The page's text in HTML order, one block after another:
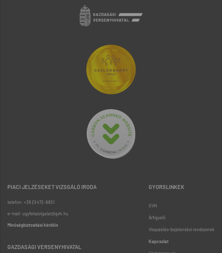
PIACI JELZÉSEKET VIZSGÁLÓ IRODA
telefon: +36 (1) 472-8851
e-mail: ugyfelszolgalat@gvh.hu
Minőségbiztosítási kérdőív
GAZDASÁGI VERSENYHIVATAL
GYORSLINKEK
GVH
Árfigyelő
Visszaélés-bejelentési rendszerek
Kapcsolat